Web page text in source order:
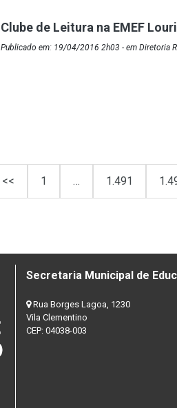
Clube de Leitura na EMEF
Publicado em: 19/04/2016 2h03 - em Diretoria
<< 1 … 1.491
Secretaria Municipal de
Rua Borges Lagoa, 1230
Vila Clementino
CEP: 04038-003